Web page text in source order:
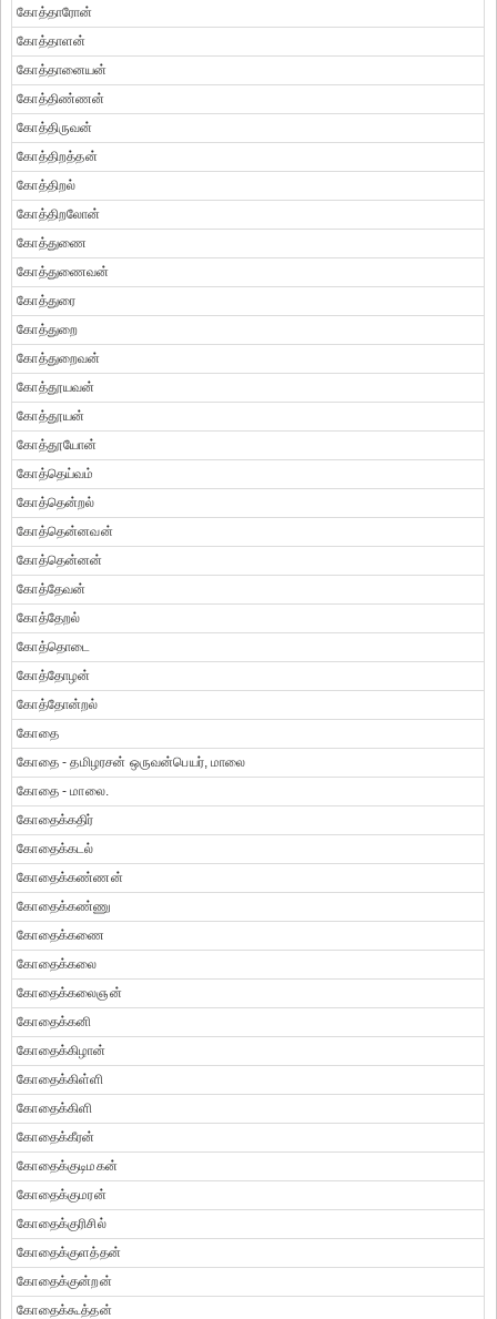
கோத்தாரோன்
கோத்தாளன்
கோத்தானையன்
கோத்திண்ணன்
கோத்திருவன்
கோத்திறத்தன்
கோத்திறல்
கோத்திறலோன்
கோத்துணை
கோத்துணைவன்
கோத்துரை
கோத்துறை
கோத்துறைவன்
கோத்தூயவன்
கோத்தூயன்
கோத்தூயோன்
கோத்தெய்வம்
கோத்தென்றல்
கோத்தென்னவன்
கோத்தென்னன்
கோத்தேவன்
கோத்தேறல்
கோத்தொடை
கோத்தோழன்
கோத்தோன்றல்
கோதை
கோதை - தமிழரசன் ஒருவன்பெயர், மாலை
கோதை - மாலை.
கோதைக்கதிர்
கோதைக்கடல்
கோதைக்கண்ணன்
கோதைக்கண்ணு
கோதைக்கணை
கோதைக்கலை
கோதைக்கலைஞன்
கோதைக்கனி
கோதைக்கிழான்
கோதைக்கிள்ளி
கோதைக்கிளி
கோதைக்கீரன்
கோதைக்குடிமகன்
கோதைக்குமரன்
கோதைக்குரிசில்
கோதைக்குளத்தன்
கோதைக்குன்றன்
கோதைக்கூத்தன்